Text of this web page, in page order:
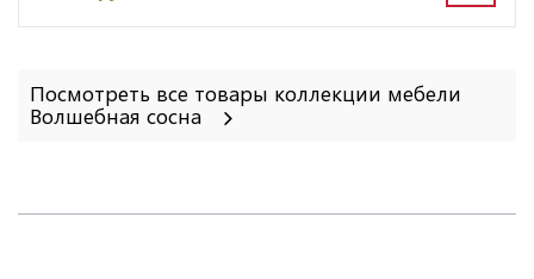
Посмотреть все товары коллекции мебели
Волшебная сосна